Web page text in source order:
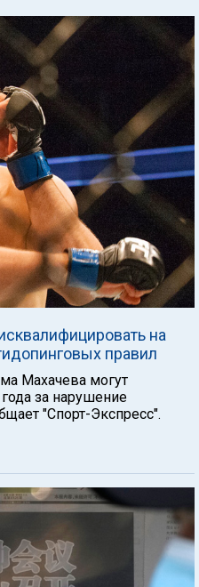
на
правил
Махачева могут
за нарушение
"Спорт-Экспресс".